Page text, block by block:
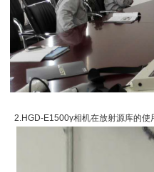
2.HGD-E1500γ相机在放射源库的使